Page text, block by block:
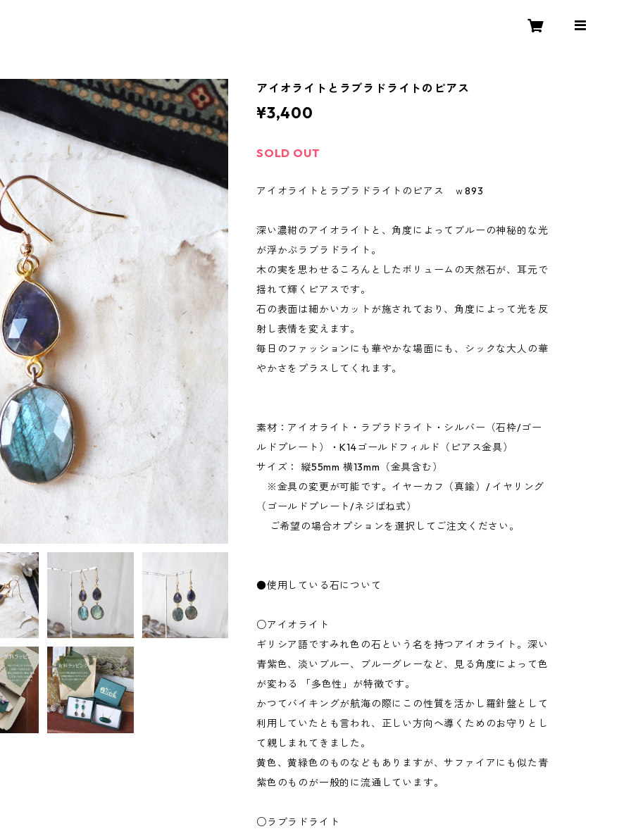
アイオライトとラブラドライトのピアス
¥3,400
SOLD OUT
アイオライトとラブラドライトのピアス ｗ893
深い濃紺のアイオライトと、角度によってブルーの神秘的な光
が浮かぶラブラドライト。
木の実を思わせるころんとしたボリュームの天然石が、耳元で
揺れて輝くピアスです。
石の表面は細かいカットが施されており、角度によって光を反
射し表情を変えます。
毎日のファッションにも華やかな場面にも、シックな大人の華
やかさをプラスしてくれます。
素材：アイオライト・ラブラドライト・シルバー（石枠/ゴー
ルドプレート）・K14ゴールドフィルド（ピアス金具）
サイズ： 縦55mm 横13mm（金具含む）
※金具の変更が可能です。イヤーカフ（真鍮）/ イヤリング
（ゴールドプレート/ネジばね式）
ご希望の場合オプションを選択してご注文ください。
●使用している石について
○アイオライト
ギリシア語ですみれ色の石という名を持つアイオライト。深い
青紫色、淡いブルー、ブルーグレーなど、見る角度によって色
が変わる 「多色性」が特徴です。
かつてバイキングが航海の際にこの性質を活かし羅針盤として
利用していたとも言われ、正しい方向へ導くためのお守りとし
て親しまれてきました。
黄色、黄緑色のものなどもありますが、サファイアにも似た青
紫色のものが一般的に流通しています。
○ラブラドライト